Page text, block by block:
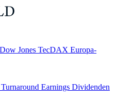
Dow Jones TecDAX Europa-
Turnaround Earnings Dividenden